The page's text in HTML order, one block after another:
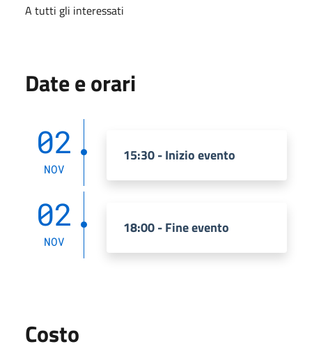
A tutti gli interessati
Date e orari
02
NOV
15:30 - Inizio evento
02
NOV
18:00 - Fine evento
Costo